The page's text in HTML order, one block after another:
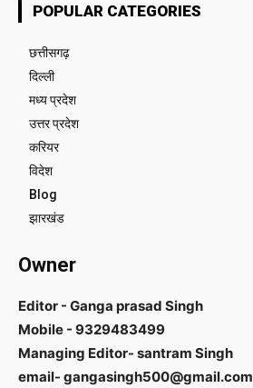
POPULAR CATEGORIES
छत्तीसगढ़
दिल्ली
मध्य प्रदेश
उत्तर प्रदेश
करियर
विदेश
Blog
झारखंड
Owner
Editor - Ganga prasad Singh
Mobile - 9329483499
Managing Editor- santram Singh
email- gangasingh500@gmail.com